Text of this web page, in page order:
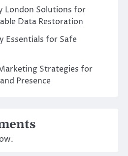
London Solutions for
Data Restoration
Essentials for Safe
Strategies for
Presence